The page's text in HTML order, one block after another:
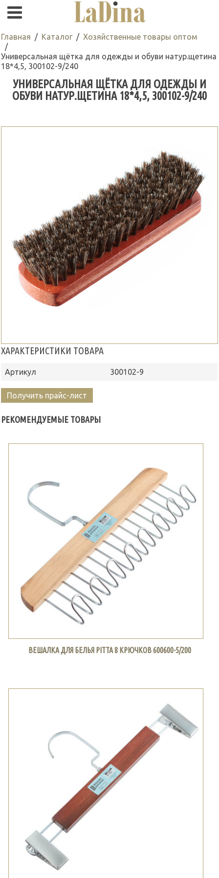
Главная Каталог Хозяйственные товары оптом
Универсальная щётка для одежды и обуви натур.щетина
18*4,5, 300102-9/240
УНИВЕРСАЛЬНАЯ ЩЁТКА ДЛЯ ОДЕЖДЫ И
ОБУВИ НАТУР.ЩЕТИНА 18*4,5, 300102-9/240
ХАРАКТЕРИСТИКИ ТОВАРА
Артикул 300102-9
Получить прайс-лист
РЕКОМЕНДУЕМЫЕ ТОВАРЫ
ВЕШАЛКА ДЛЯ БЕЛЬЯ PITTA 8 КРЮЧКОВ 600600-5/200